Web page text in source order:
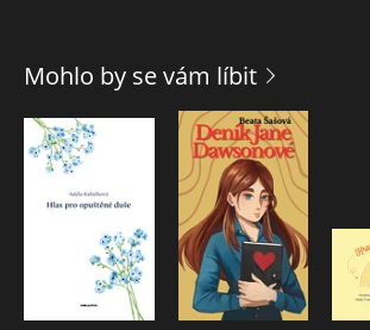
Mohlo by se vám líbit